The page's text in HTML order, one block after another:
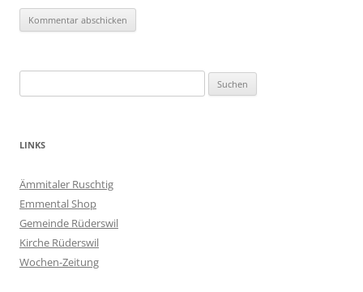
nach:
LINKS
Ämmitaler Ruschtig
Emmental Shop
Gemeinde Rüderswil
Kirche Rüderswil
Wochen-Zeitung